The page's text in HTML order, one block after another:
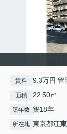
賃料 9.3万円 管
面積 22.50㎡
築年数 築18年
所在地 東京都江